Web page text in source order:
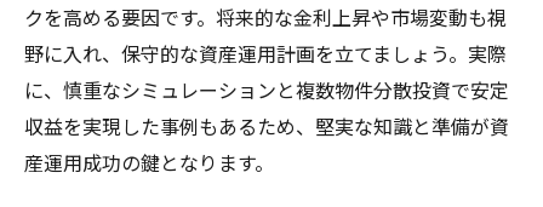
クを高める要因です。将来的な金利上昇や市場変動も視
野に入れ、保守的な資産運用計画を立てましょう。実際
に、慎重なシミュレーションと複数物件分散投資で安定
収益を実現した事例もあるため、堅実な知識と準備が資
産運用成功の鍵となります。